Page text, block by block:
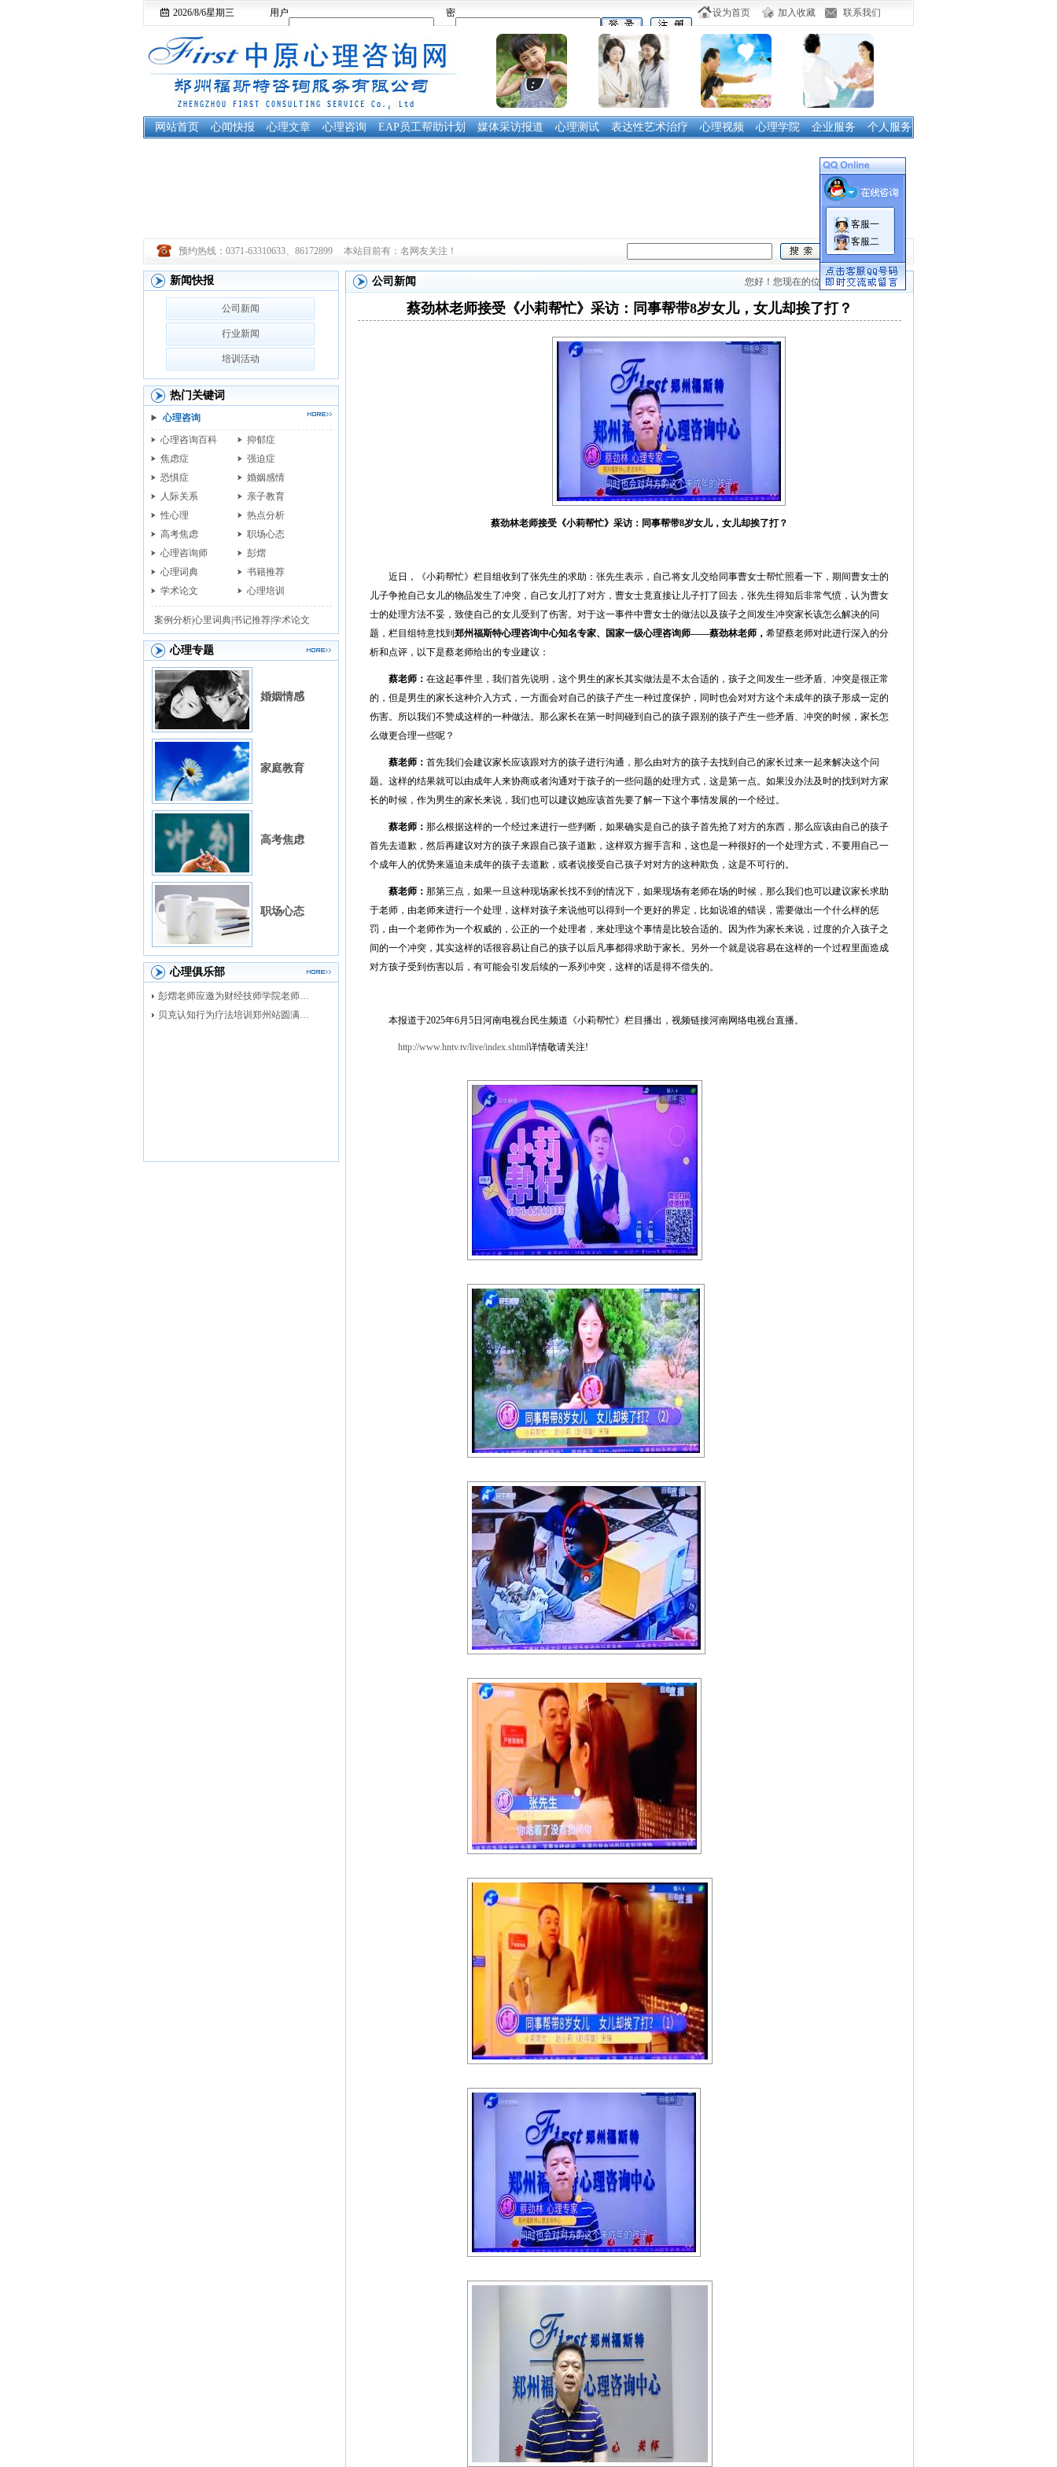
2026/8/6星期三 用户 密 设为首页 加入收藏 联系我们
网站首页 心闻快报 心理文章 心理咨询 EAP员工帮助计划 媒体采访报道 心理测试 表达性艺术治疗 心理视频 心理学院 企业服务 个人服务
预约热线：0371-63310633、86172899 本站目前有： 名网友关注！
新闻快报
公司新闻
行业新闻
培训活动
热门关键词
心理咨询
心理咨询百科
抑郁症
焦虑症
强迫症
恐惧症
婚姻感情
人际关系
亲子教育
性心理
热点分析
高考焦虑
职场心态
心理咨询师
彭熠
心理词典
书籍推荐
学术论文
心理培训
案例分析|心里词典|书记推荐|学术论文
心理专题
婚姻情感
家庭教育
高考焦虑
职场心态
心理俱乐部
彭熠老师应邀为财经技师学院老师进行督导培训
贝克认知行为疗法培训郑州站圆满落幕
您好！您现在的位置：首页 > 公司新闻
公司新闻
蔡劲林老师接受《小莉帮忙》采访：同事帮带8岁女儿，女儿却挨了打？
蔡劲林老师接受《小莉帮忙》采访：同事帮带8岁女儿，女儿却挨了打？
近日，《小莉帮忙》栏目组收到了张先生的求助：张先生表示，自己将女儿交给同事曹女士帮忙照看一下，期间曹女士的
儿子争抢自己女儿的物品发生了冲突，自己女儿打了对方，曹女士竟直接让儿子打了回去，张先生得知后非常气愤，认为曹女
士的处理方法不妥，致使自己的女儿受到了伤害。对于这一事件中曹女士的做法以及孩子之间发生冲突家长该怎么解决的问
题，栏目组特意找到 郑州福斯特心理咨询中心知名专家、国家一级心理咨询师——蔡劲林老师， 希望蔡老师对此进行深入的分
析和点评，以下是蔡老师给出的专业建议：
蔡老师： 在这起事件里，我们首先说明，这个男生的家长其实做法是不太合适的，孩子之间发生一些矛盾、冲突是很正常
的，但是男生的家长这种介入方式，一方面会对自己的孩子产生一种过度保护，同时也会对对方这个未成年的孩子形成一定的
伤害。所以我们不赞成这样的一种做法。那么家长在第一时间碰到自己的孩子跟别的孩子产生一些矛盾、冲突的时候，家长怎
么做更合理一些呢？
蔡老师： 首先我们会建议家长应该跟对方的孩子进行沟通，那么由对方的孩子去找到自己的家长过来一起来解决这个问
题。这样的结果就可以由成年人来协商或者沟通对于孩子的一些问题的处理方式，这是第一点。如果没办法及时的找到对方家
长的时候，作为男生的家长来说，我们也可以建议她应该首先要了解一下这个事情发展的一个经过。
蔡老师： 那么根据这样的一个经过来进行一些判断，如果确实是自己的孩子首先抢了对方的东西，那么应该由自己的孩子
首先去道歉，然后再建议对方的孩子来跟自己孩子道歉，这样双方握手言和，这也是一种很好的一个处理方式，不要用自己一
个成年人的优势来逼迫未成年的孩子去道歉，或者说接受自己孩子对对方的这种欺负，这是不可行的。
蔡老师： 那第三点，如果一旦这种现场家长找不到的情况下，如果现场有老师在场的时候，那么我们也可以建议家长求助
于老师，由老师来进行一个处理，这样对孩子来说他可以得到一个更好的界定，比如说谁的错误，需要做出一个什么样的惩
罚，由一个老师作为一个权威的，公正的一个处理者，来处理这个事情是比较合适的。因为作为家长来说，过度的介入孩子之
间的一个冲突，其实这样的话很容易让自己的孩子以后凡事都得求助于家长。另外一个就是说容易在这样的一个过程里面造成
对方孩子受到伤害以后，有可能会引发后续的一系列冲突，这样的话是得不偿失的。
本报道于2025年6月5日河南电视台民生频道《小莉帮忙》栏目播出，视频链接河南网络电视台直播。
http://www.hntv.tv/live/index.shtml详情敬请关注!
客服一
客服二